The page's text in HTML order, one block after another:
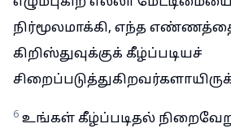
நிர்மூலமாக்கி, எந்த
கிறிஸ்துவுக்குக் கீழ்ப்படியச்
6 உங்கள் கீழ்ப்படிதல்